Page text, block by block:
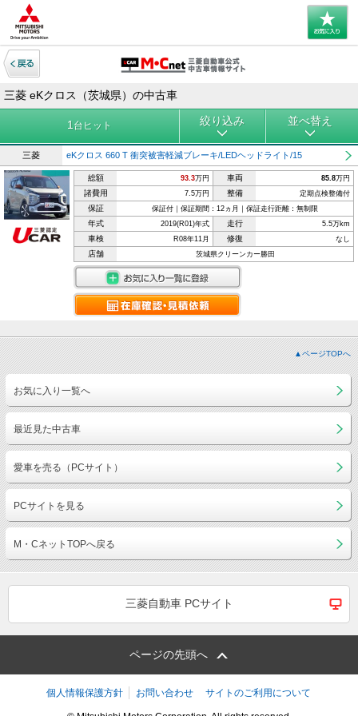
三菱 eKクロス（茨城県）の中古車
1 台ヒット 絞り込み 並べ替え
三菱 eKクロス 660 T 衝突被害軽減ブレーキ/LEDヘッドライト/15
総額 93.3万円 車両 85.8万円
諸費用 7.5万円 整備 定期点検整備付
保証 保証付｜保証期間：12ヵ月｜保証走行距離：無制限
年式 2019(R01)年式 走行 5.5万km
車検 R08年11月 修復 なし
店舗 茨城県クリーンカー勝田
▲ページTOPへ
お気に入り一覧へ
最近見た中古車
愛車を売る（PCサイト）
PCサイトを見る
M・CネットTOPへ戻る
三菱自動車 PCサイト
ページの先頭へ
個人情報保護方針 お問い合わせ サイトのご利用について